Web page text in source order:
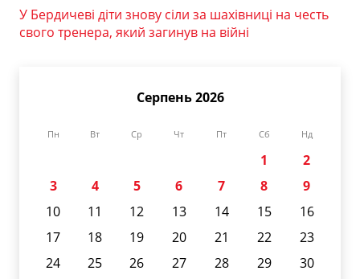
У Бердичеві діти знову сіли за шахівниці на честь
свого тренера, який загинув на війні
Серпень 2026
Пн Вт Ср Чт Пт Сб Нд
1
2
3
4 5 6 7 8
9
10
11 12 13 14 15
16
17
18 19 20 21 22
23
24
25 26 27 28 29
30